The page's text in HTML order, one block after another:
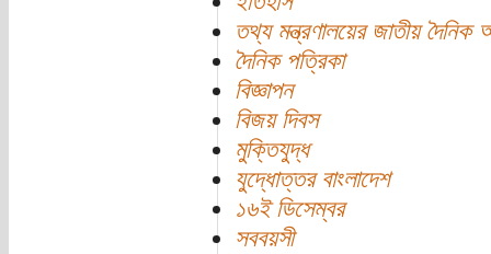
তথ্য মন্ত্রণালয়ের জাতীয় দৈনিক
দৈনিক পত্রিকা
বিজ্ঞাপন
বিজয় দিবস
মুক্তিযুদ্ধ
যুদ্ধোত্তর বাংলাদেশ
১৬ই ডিসেম্বর
সববয়সী